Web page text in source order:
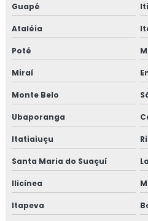
Treinamento em reciclagem
Treinamento em reciclagem
Treinamento em reciclagem
alimentos
Treinamento em revisão norma
Treinamento em revisão plano
Treinamento em rotinas
regulatórios
Treinamento em rotulagem
Guapé
Ataléia
Poté
Miraí
Monte Belo
Ubaporanga
Itatiaiuçu
Santa Maria do Suaçuí
Ilicínea
Itapeva